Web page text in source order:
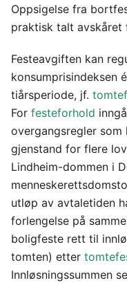
Oppsigelse fra
praktisk talt avskåret
Festeavgiften kan
konsumprisindeksen
tiårsperiode, jf.
For festeforhold
overgangsregler
gjenstand for flere
Lindheim-dommen i
utløp av avtaletiden
forlengelse på
boligfeste rett til
tomten) etter
Innløsningssummen